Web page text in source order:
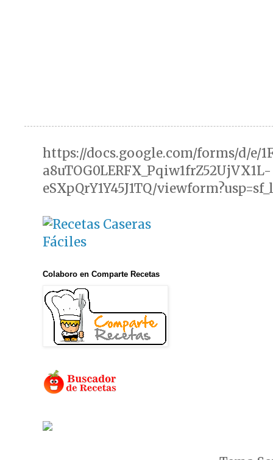
https://docs.google.com/forms/d/e/
a8uTOG0LERFX_Pqiw1frZ52UjVX1L-
eSXpQrY1Y45J1TQ/
Colaboro en Comparte Recetas